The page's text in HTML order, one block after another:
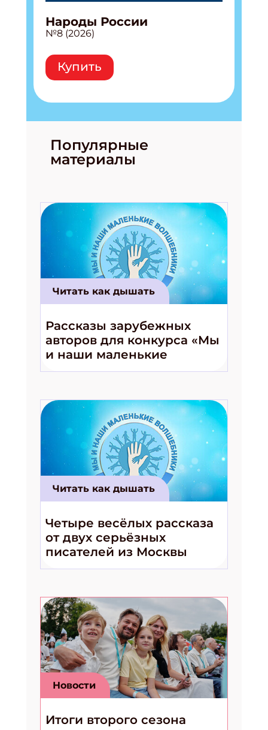
Народы России
№8 (2026)
Купить
Популярные
материалы
Читать как дышать
Рассказы зарубежных
авторов для конкурса «Мы
и наши маленькие
волшебники!»
Читать как дышать
Четыре весёлых рассказа
от двух серьёзных
писателей из Москвы
Новости
Итоги второго сезона